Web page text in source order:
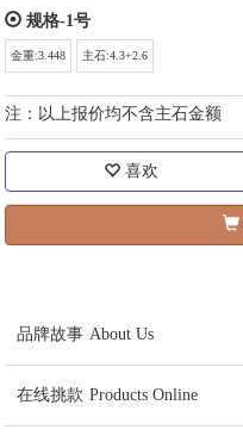
规格-1号
金重:3.448 主石:4.3+2.6
注：以上报价均不含主石金额
喜欢
品牌故事 About Us
在线挑款 Products Online